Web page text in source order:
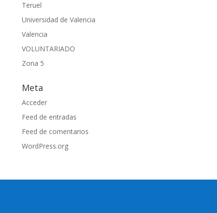
Teruel
Universidad de Valencia
Valencia
VOLUNTARIADO
Zona 5
Meta
Acceder
Feed de entradas
Feed de comentarios
WordPress.org